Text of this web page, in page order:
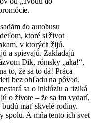
do autobusu
ktoré si život
v ktorých žijú.
a spievajú. Zakladajú
Dik, rómsky „aha!“,
to, že sa to dá! Práca
bez ohľadu na pôvod.
sa o inklúziu a riziká
o živote – že sa im vydarí,
budú mať skvelé rodiny.
spolu. A mňa tento ich svet